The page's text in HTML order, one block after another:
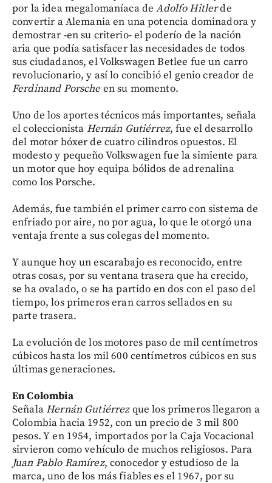
por la idea megalomaníaca deAdolfo Hitlerde
convertir a Alemania en una potencia dominadora y
demostrar -en su criterio- el poderío de la nación
aria que podía satisfacer las necesidades de todos
sus ciudadanos, el Volkswagen Betlee fue un carro
revolucionario, y así lo concibió el genio creador de
Ferdinand Porscheen su momento.
Uno de los aportes técnicos más importantes, señala
el coleccionista Hernán Gutiérrez, fue el desarrollo
del motor bóxer de cuatro cilindros opuestos. El
modesto y pequeño Volkswagen fue la simiente para
un motor que hoy equipa bólidos de adrenalina
como los Porsche.
Además, fue también el primer carro con sistema de
enfriado por aire, no por agua, lo que le otorgó una
ventaja frente a sus colegas del momento.
Y aunque hoy un escarabajo es reconocido, entre
otras cosas, por su ventana trasera que ha crecido,
se ha ovalado, o se ha partido en dos con el paso del
tiempo, los primeros eran carros sellados en su
parte trasera.
La evolución de los motores paso de mil centímetros
cúbicos hasta los mil 600 centímetros cúbicos en sus
últimas generaciones.
En Colombia
SeñalaHernán Gutiérrezque los primeros llegaron a
Colombia hacia 1952, con un precio de 3 mil 800
pesos. Y en 1954, importados por la Caja Vocacional
sirvieron como vehículo de muchos religiosos. Para
Juan Pablo Ramírez, conocedor y estudioso de la
marca, uno de los más fiables es el 1967, por su